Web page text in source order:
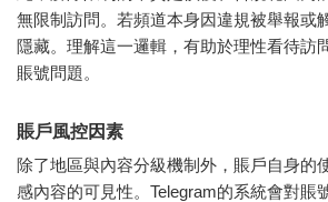
無限制訪問。若頻道本身因違規被舉報或
隱藏。理解這一邏輯，有助於理性看待訪
賬號問題。
賬戶風控因素
除了地區與內容分級機制外，賬戶自身的
感內容的可見性。Telegram的系統會對賬